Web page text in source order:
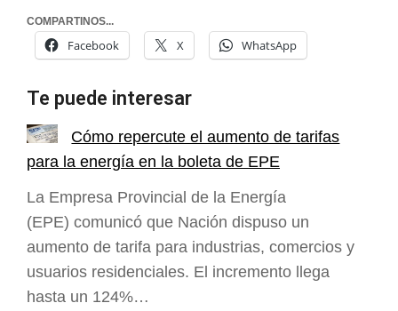
COMPARTINOS...
Facebook X WhatsApp
Te puede interesar
Cómo repercute el aumento de tarifas
para la energía en la boleta de EPE
La Empresa Provincial de la Energía
(EPE) comunicó que Nación dispuso un
aumento de tarifa para industrias, comercios y
usuarios residenciales. El incremento llega
hasta un 124%…